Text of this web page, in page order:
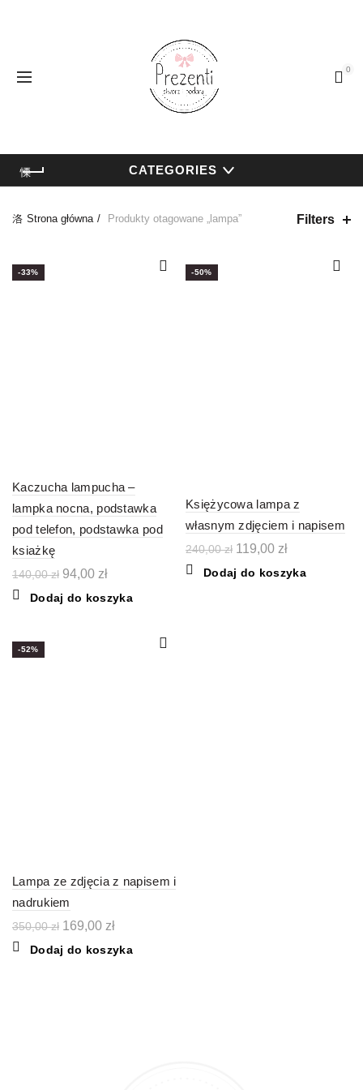
0
CATEGORIES
Strona główna Produkty otagowane „lampa” Filters
-33%
Kaczucha lampucha –
lampka nocna, podstawka
pod telefon, podstawka pod
ksiażkę
140,00zł Pierwotna
wynosiła:
94,00 złAktualna
wynosi:
Dodaj do koszyka
-50%
Księżycowa lampa z
własnym zdjęciem i napisem
240,00zł Pierwotna
wynosiła:
119,00 złAktualna
wynosi:
Dodaj do koszyka
-52%
Lampa ze zdjęcia z napisem i
nadrukiem
350,00zł Pierwotna
wynosiła:
169,00 złAktualna
wynosi:
Dodaj do koszyka